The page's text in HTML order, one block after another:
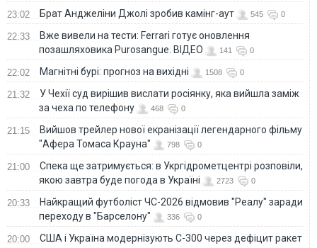
23:02 Брат Анджеліни Джолі зробив камінг-аут 545 0
22:33
Вже вивели на тести: Ferrari готує оновлення
позашляховика Purosangue. ВІДЕО
141 0
22:02 Магнітні бурі: прогноз на вихідні 1508 0
21:32
У Чехії суд вирішив вислати росіянку, яка вийшла заміж
за чеха по телефону
468 0
21:15
Вийшов трейлер нової екранізації легендарного фільму
"Афера Томаса Крауна"
798 0
21:00
Спека ще затримується: в Укргідрометцентрі розповіли,
якою завтра буде погода в Україні
2723 0
20:33
Найкращий футболіст ЧС-2026 відмовив "Реалу" заради
переходу в "Барселону"
336 0
20:00
США і Україна модернізують С-300 через дефіцит ракет